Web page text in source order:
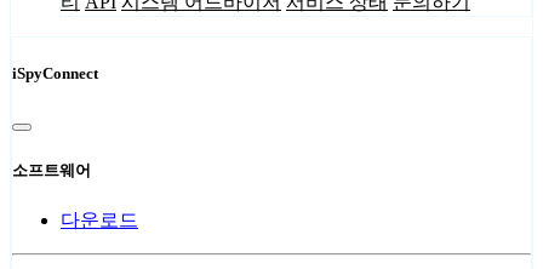
iSpyConnect
소프트웨어
다운로드